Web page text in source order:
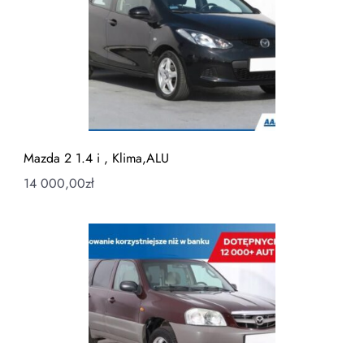
Mazda 2 1.4 i , Klima,ALU
14 000,00zł